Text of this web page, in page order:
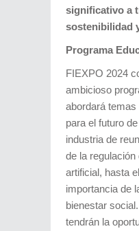
significativo a
sostenibilidad
Programa
FIEXPO 2024
ambicioso
abordará
para el futuro
industria de
de la regulación
artificial, hasta
importancia de
bienestar
tendrán la